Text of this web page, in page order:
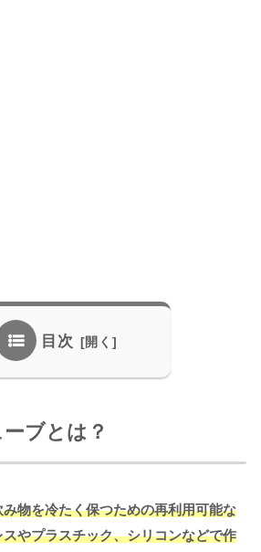
目次
ブとは？
物を冷たく保つための再利用可能な
やプラスチック、シリコンなどで作